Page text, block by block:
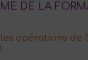
DE LA
opérations de